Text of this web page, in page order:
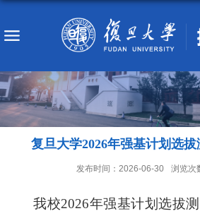
复旦大学2026年强基计划选
发布时间：2026-06-30 浏览次
我校2026年强基计划选拔